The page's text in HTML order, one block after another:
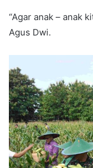
“Agar anak – anak
Agus Dwi.